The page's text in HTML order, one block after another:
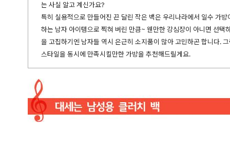
는 사실 알고 계신가요?
특히 실용적으로 만들어진 끈 달린 작은 백은 우리나라에서 일수 가
하는 남자 아이템으로 찍혀 버린 만큼~ 웬만한 강심장이 아니면 선택
을 고집하기엔 남자들 역시 은근히 소지품이 많아 고민하곤 합니다.
스타일을 동시에 만족시킬만한 가방을 추천해드릴게요.